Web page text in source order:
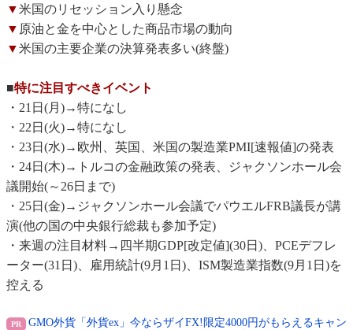
▼米国のリセッション入り懸念
▼ 原油と金を中心とした商品市場の動向
▼米国の主要企業の決算発表多い(終盤)
■特に注目すべきイベント
・21日(月)→特になし
・22日(火)→特になし
・23日(水)→欧州、英国、米国の製造業PMI[速報値]の発表
・24日(木)→トルコの金融政策の発表、ジャクソンホール会
議開始(～26日まで)
・25日(金)→ジャクソンホール会議でパウエルFRB議長が講
演(他の国の中央銀行総裁も参加予定)
・来週の注目材料→四半期GDP[改定値](30日)、PCEデフレ
ーター(31日)、雇用統計(9月1日)、ISM製造業指数(9月1日)を
控える
GMO外貨「外貨ex」今ならザイFX!限定4000円がもらえるキャン